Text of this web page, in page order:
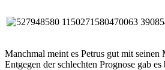
Manchmal meint es Petrus gut mit seinen
Entgegen der schlechten Prognose gab